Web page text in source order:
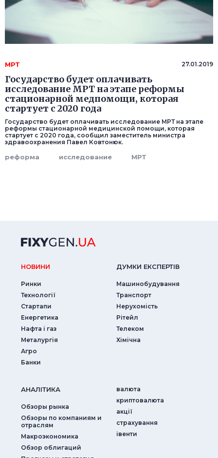
МРТ 27.01.2019
Государство будет оплачивать
исследование МРТ на этапе реформы
стационарной медпомощи, которая
стартует с 2020 года
Государство будет оплачивать исследование МРТ на этапе
реформы стационарной медицинской помощи, которая
стартует с 2020 года, сообщил заместитель министра
здравоохранения Павел Ковтонюк.
реформа исследование МРТ
НОВИНИ
Ринки
Технології
Стартапи
Енергетика
Нафта і газ
Металургія
Агро
Банки
ДУМКИ ЕКСПЕРТIВ
Машинобудування
Транспорт
Нерухомість
Рітейл
Телеком
Хімічна
АНАЛIТИКА
Обзоры рынка
Обзоры по компаниям и
отраслям
Макроэкономика
Обзор облигаций
валюта
криптовалюта
акції
страхування
iвенти